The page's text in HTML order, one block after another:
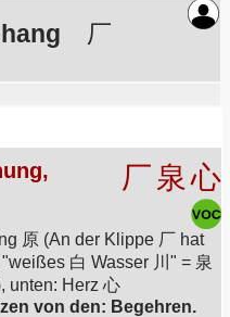
厂
厂 泉 心
原 (An der Klippe 厂 hat
白 Wasser 川" = 泉
unten: Herz 心
von den: Begehren.